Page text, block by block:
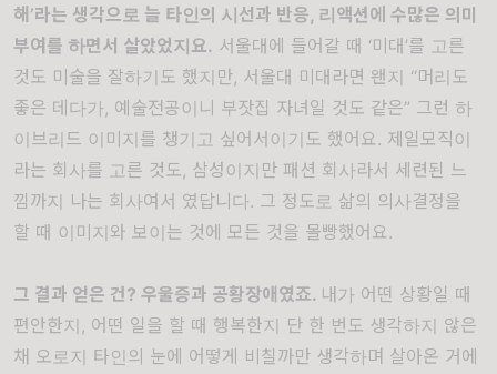
해 ’라는 생각으로 늘 타인의 시선과 반응, 리액션에 수많은 의미
부여를 하면서 살았었지요. 서울대에 들어갈 때 ‘미대’를 고른
것도 미술을 잘하기도 했지만, 서울대 미대라면 왠지 “머리도
좋은 데다가, 예술전공이니 부잣집 자녀일 것도 같은” 그런 하
이브리드 이미지를 챙기고 싶어서이기도 했어요. 제일모직이
라는 회사를 고른 것도, 삼성이지만 패션 회사라서 세련된 느
낌까지 나는 회사여서 였답니다. 그 정도로 삶의 의사결정을
할 때 이미지와 보이는 것에 모든 것을 몰빵했어요.
그 결과 얻은 건? 우울증과 공황장애였죠. 내가 어떤 상황일 때
편안한지 , 어떤 일을 할 때 행복한지 단 한 번도 생각하지 않은
채 오로지 타인의 눈에 어떻게 비칠까만 생각하며 살아온 거에